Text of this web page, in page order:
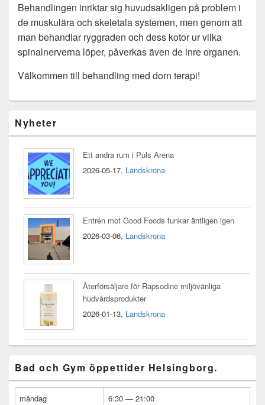
Behandlingen inriktar sig huvudsakligen på problem i
de muskulära och skeletala systemen, men genom att
man behandlar ryggraden och dess kotor ur vilka
spinalnerverna löper, påverkas även de inre organen.
Välkommen till behandling med dorn terapi!
område
i
primär
sidomeny
Nyheter
Ett andra rum i Puls Arena
2026-05-17, Landskrona
Entrén mot Good Foods funkar äntligen igen
2026-03-06, Landskrona
Återförsäljare för Rapsodine miljövänliga
hudvårdsprodukter
2026-01-13, Landskrona
Bad och Gym öppettider Helsingborg.
måndag
6:30 — 21:00